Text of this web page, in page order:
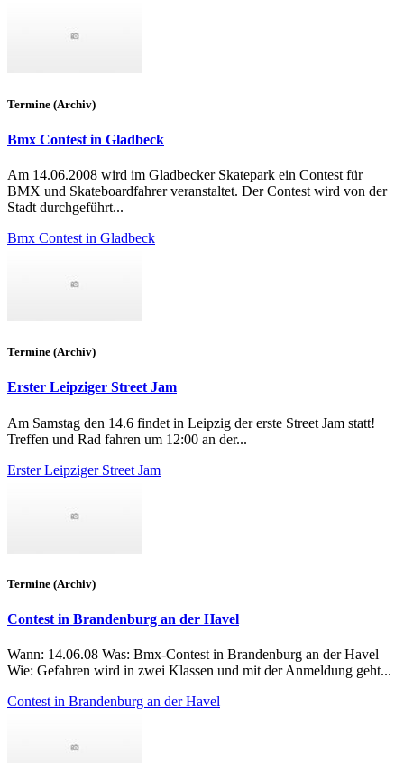
Termine (Archiv)
Bmx Contest in Gladbeck
Am 14.06.2008 wird im Gladbecker Skatepark ein Contest für
BMX und Skateboardfahrer veranstaltet. Der Contest wird von der
Stadt durchgeführt...
Bmx Contest in Gladbeck
Termine (Archiv)
Erster Leipziger Street Jam
Am Samstag den 14.6 findet in Leipzig der erste Street Jam statt!
Treffen und Rad fahren um 12:00 an der...
Erster Leipziger Street Jam
Termine (Archiv)
Contest in Brandenburg an der Havel
Wann: 14.06.08 Was: Bmx-Contest in Brandenburg an der Havel
Wie: Gefahren wird in zwei Klassen und mit der Anmeldung geht...
Contest in Brandenburg an der Havel